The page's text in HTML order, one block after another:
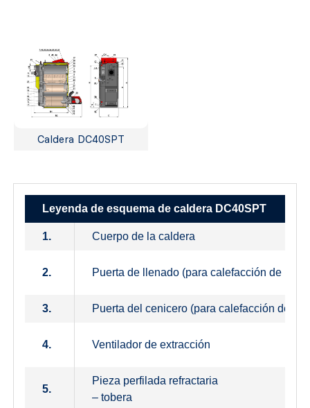
Caldera DC40SPT
Leyenda de esquema de caldera DC40SPT
1. Cuerpo de la caldera
2. Puerta de llenado (para calefacción de leña)
3. Puerta del cenicero (para calefacción de
4. Ventilador de extracción
5.
Pieza perfilada refractaria
– tobera